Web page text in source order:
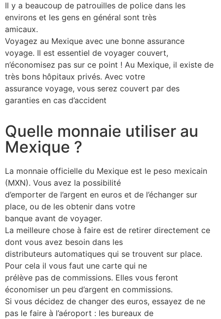
Il y a beaucoup de patrouilles de police dans les
environs et les gens en général sont très
amicaux.
Voyagez au Mexique avec une bonne assurance
voyage. Il est essentiel de voyager couvert,
n’économisez pas sur ce point ! Au Mexique, il existe de
très bons hôpitaux privés. Avec votre
assurance voyage, vous serez couvert par des
garanties en cas d’accident
Quelle monnaie utiliser au
Mexique ?
La monnaie officielle du Mexique est le peso mexicain
(MXN). Vous avez la possibilité
d’emporter de l’argent en euros et de l’échanger sur
place, ou de les obtenir dans votre
banque avant de voyager.
La meilleure chose à faire est de retirer directement ce
dont vous avez besoin dans les
distributeurs automatiques qui se trouvent sur place.
Pour cela il vous faut une carte qui ne
prélève pas de commissions. Elles vous feront
économiser un peu d’argent en commissions.
Si vous décidez de changer des euros, essayez de ne
pas le faire à l’aéroport : les bureaux de